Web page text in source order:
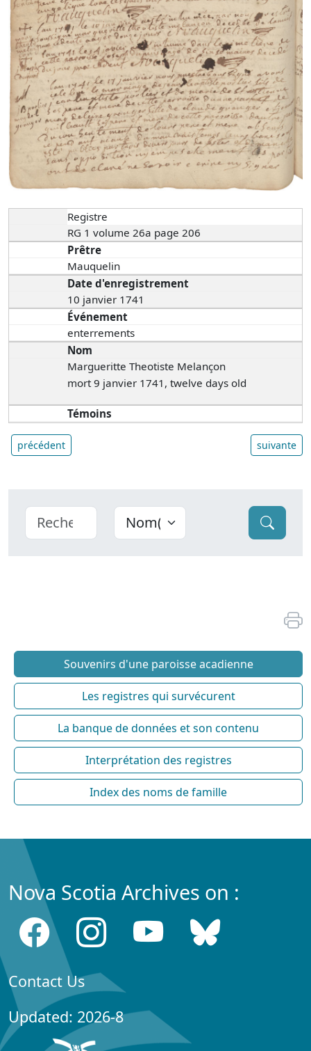
Registre
RG 1 volume 26a page 206
Prêtre
Mauquelin
Date d'enregistrement
10 janvier 1741
Événement
enterrements
Nom
Margueritte Theotiste Melançon
mort 9 janvier 1741, twelve days old
Témoins
précédent suivante
Souvenirs d'une paroisse acadienne
Les registres qui survécurent
La banque de données et son contenu
Interprétation des registres
Index des noms de famille
Nova Scotia Archives on :
Contact Us
Updated: 2026-8